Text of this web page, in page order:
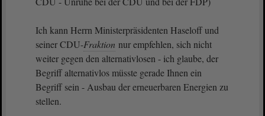
Ich kann Herrn Ministerpräsidenten Haseloff und
seiner CDU-Fraktion nur empfehlen, sich nicht
weiter gegen den alternativlosen - ich glaube, der
Begriff alternativlos müsste gerade Ihnen ein
Begriff sein - Ausbau der erneuerbaren Energien zu
stellen.